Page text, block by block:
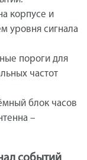
корпусе и
уровня сигнала
пороги для
частот
блок часов
–